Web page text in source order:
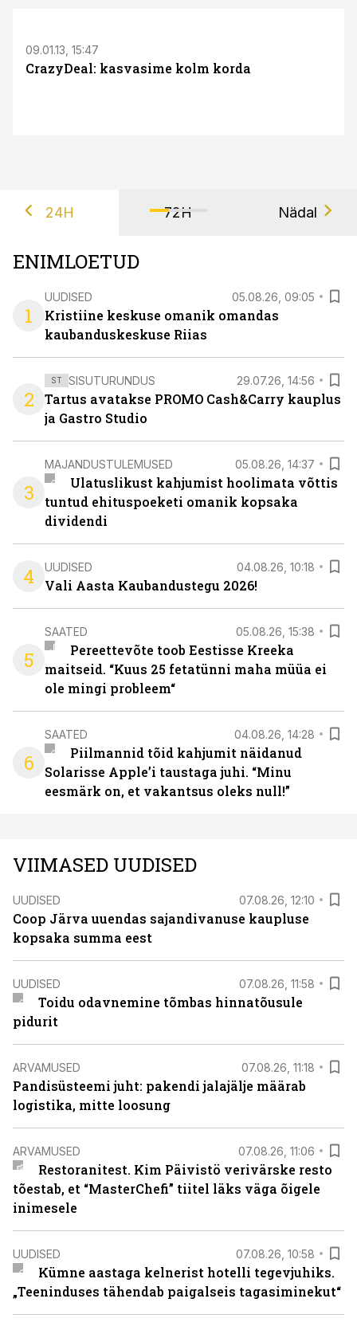
09.01.13, 15:47
CrazyDeal: kasvasime kolm korda
24H 72H Nädal
ENIMLOETUD
1
UUDISED 05.08.26, 09:05
Kristiine keskuse omanik omandas
kaubanduskeskuse Riias
2
ST SISUTURUNDUS 29.07.26, 14:56
Tartus avatakse PROMO Cash&Carry kauplus
ja Gastro Studio
3
MAJANDUSTULEMUSED 05.08.26, 14:37
Ulatuslikust kahjumist hoolimata võttis
tuntud ehituspoeketi omanik kopsaka
dividendi
4 UUDISED 04.08.26, 10:18
Vali Aasta Kaubandustegu 2026!
5
SAATED 05.08.26, 15:38
Pereettevõte toob Eestisse Kreeka
maitseid. “Kuus 25 fetatünni maha müüa ei
ole mingi probleem“
6
SAATED 04.08.26, 14:28
Piilmannid tõid kahjumit näidanud
Solarisse Apple’i taustaga juhi. “Minu
eesmärk on, et vakantsus oleks null!”
VIIMASED UUDISED
UUDISED 07.08.26, 12:10
Coop Järva uuendas sajandivanuse kaupluse
kopsaka summa eest
UUDISED 07.08.26, 11:58
Toidu odavnemine tõmbas hinnatõusule
pidurit
ARVAMUSED 07.08.26, 11:18
Pandisüsteemi juht: pakendi jalajälje määrab
logistika, mitte loosung
ARVAMUSED 07.08.26, 11:06
Restoranitest. Kim Päivistö verivärske resto
tõestab, et “MasterChefi” tiitel läks väga õigele
inimesele
UUDISED 07.08.26, 10:58
Kümne aastaga kelnerist hotelli tegevjuhiks.
„Teeninduses tähendab paigalseis tagasiminekut“